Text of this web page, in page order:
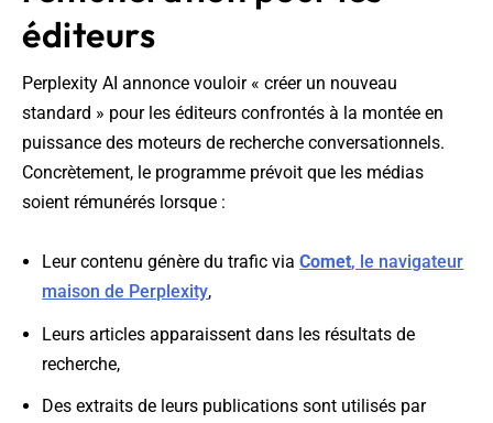
éditeurs
Perplexity AI annonce vouloir « créer un nouveau
standard » pour les éditeurs confrontés à la montée en
puissance des moteurs de recherche conversationnels.
Concrètement, le programme prévoit que les médias
soient rémunérés lorsque :
Leur contenu génère du trafic viaComet, le navigateur
maison de Perplexity,
Leurs articles apparaissent dans les résultats de
recherche,
Des extraits de leurs publications sont utilisés par